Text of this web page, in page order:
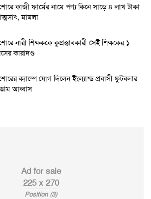
কাজী ফার্মের নামে পণ্য কিনে সাড়ে ৪ লাখ টাকা
মামলা
নারী শিক্ষককে কুপ্রস্তাবকারী সেই শিক্ষকের ১
কারাদণ্ড
ক্যাম্পে যোগ দিলেন ইংল্যান্ড প্রবাসী ফুটবলার
আব্বাস
Ad for sale
225 x 270
Position (3)